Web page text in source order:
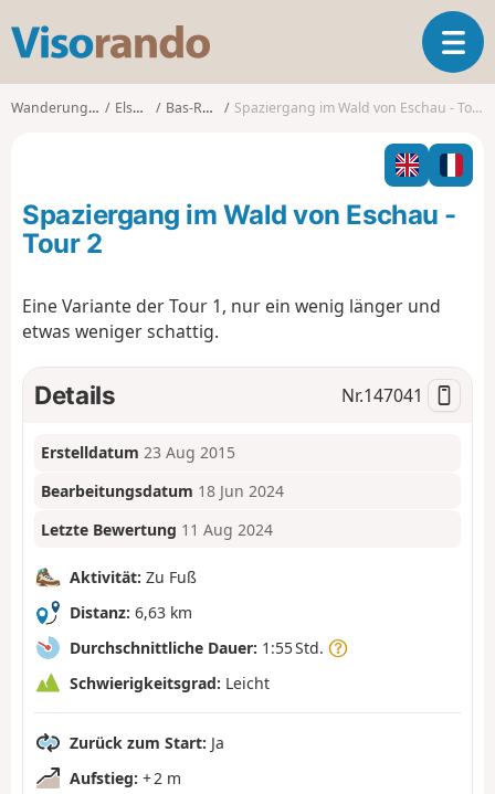
s
o
T
o
g
l
n
a
o
Wanderungen Elsass Bas-Rhin Spaziergang im Wald von Eschau - Tour 2
Spaziergang im Wald von Eschau -
Tour 2
Eine Variante der Tour 1, nur ein wenig länger und
etwas weniger schattig.
Details Nr.147041
Erstelldatum 23 Aug 2015
Bearbeitungsdatum 18 Jun 2024
Letzte Bewertung 11 Aug 2024
Aktivität: Zu Fuß
Distanz: 6,63 km
Durchschnittliche Dauer: 1:55 Std.
Schwierigkeitsgrad: Leicht
Zurück zum Start: Ja
Aufstieg: + 2 m